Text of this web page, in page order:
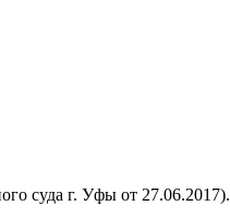
суда г. Уфы от 27.06.2017).